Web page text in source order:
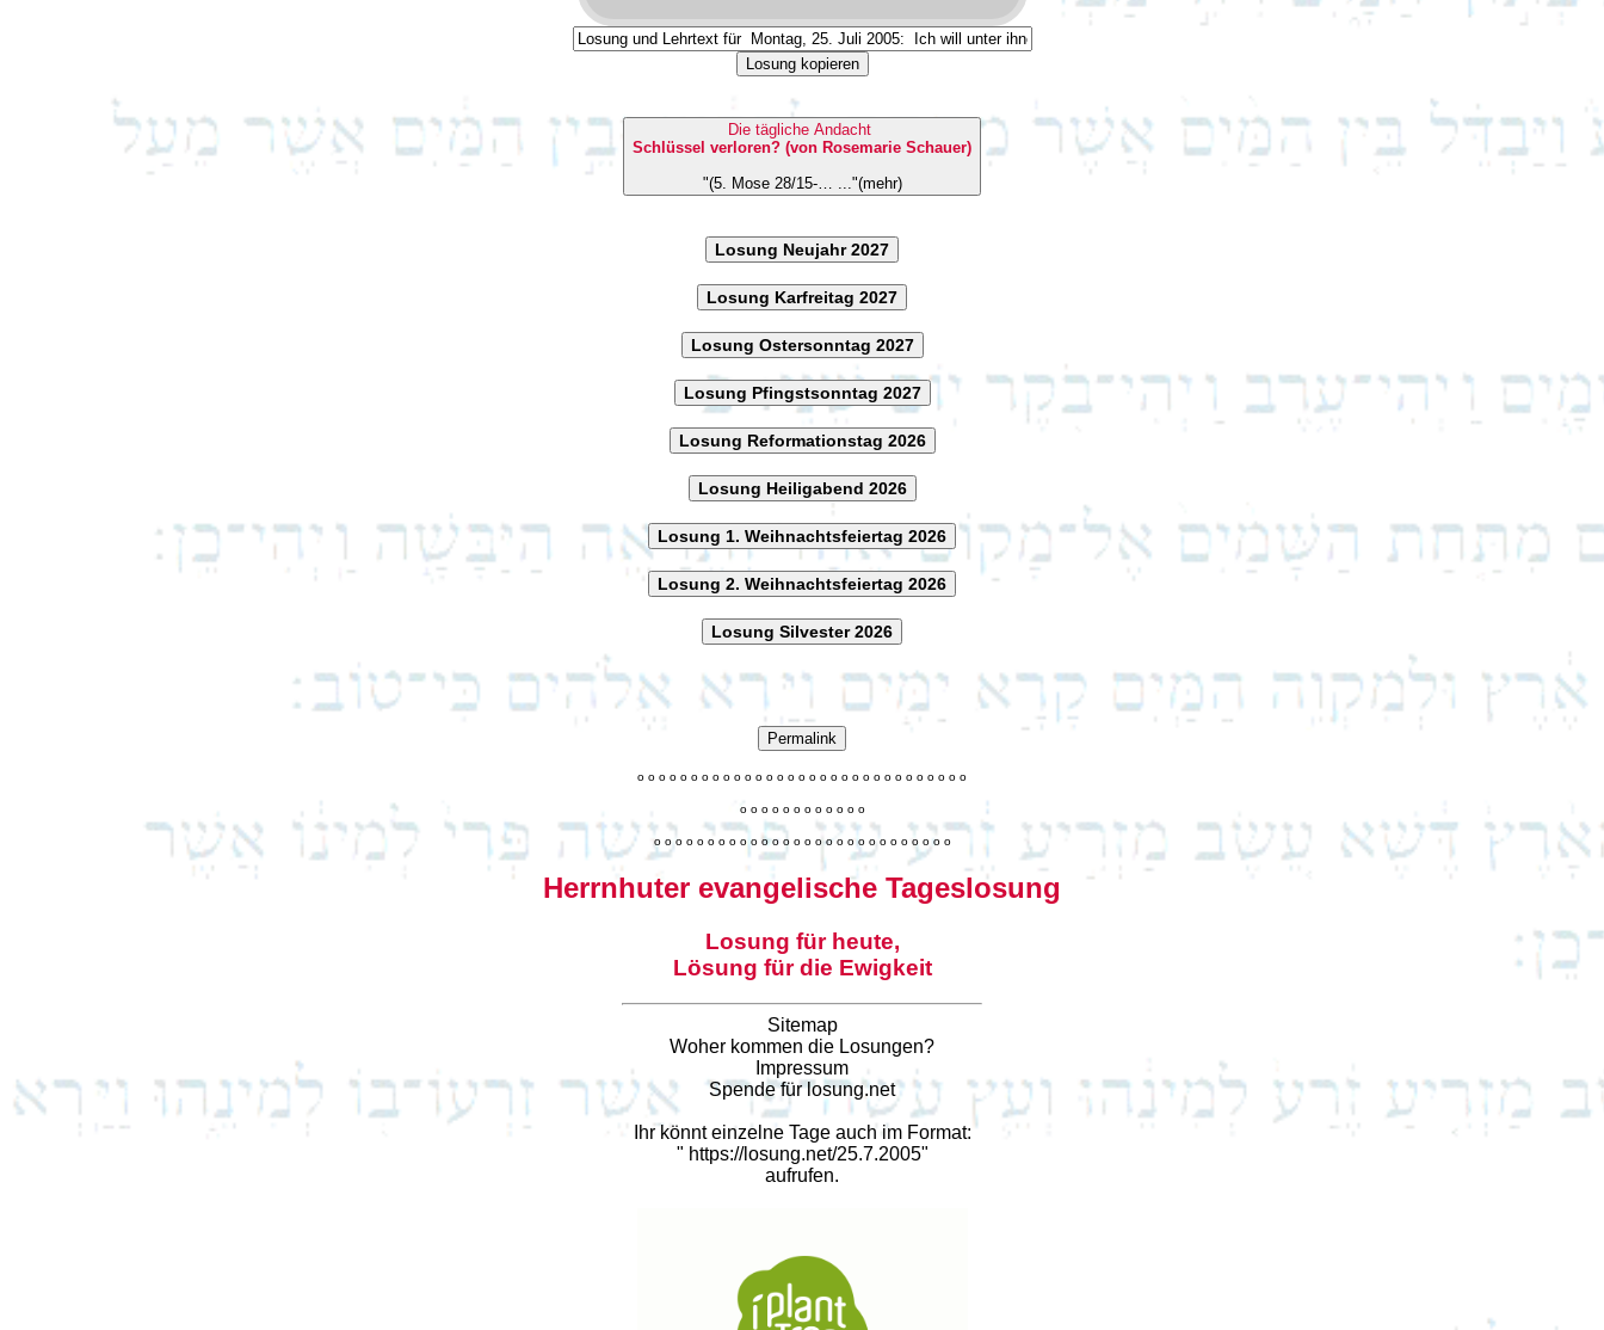
Losung kopieren
Die tägliche Andacht
Schlüssel verloren? (von Rosemarie Schauer)
"(5. Mose 28/15-… ..."(mehr)
Losung Neujahr 2027
Losung Karfreitag 2027
Losung Ostersonntag 2027
Losung Pfingstsonntag 2027
Losung Reformationstag 2026
Losung Heiligabend 2026
Losung 1. Weihnachtsfeiertag 2026
Losung 2. Weihnachtsfeiertag 2026
Losung Silvester 2026
Permalink
o o o o o o o o o o o o o o o o o o o o o o o o o o o o o o o
o o o o o o o o o o o o
o o o o o o o o o o o o o o o o o o o o o o o o o o o o
Herrnhuter evangelische Tageslosung
Losung für heute,
Lösung für die Ewigkeit
Sitemap
Woher kommen die Losungen?
Impressum
Spende für losung.net
Ihr könnt einzelne Tage auch im Format:
" https://losung.net/25.7.2005"
aufrufen.